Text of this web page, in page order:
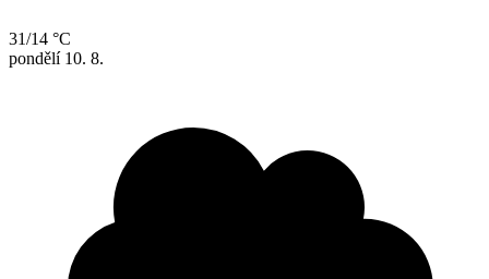
31/14 °C
pondělí 10. 8.